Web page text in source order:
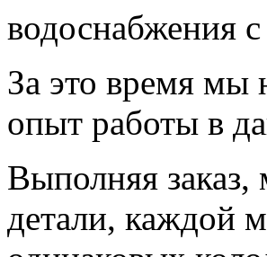
водоснабжения
За это время мы
опыт работы в
Выполняя
детали, каждой